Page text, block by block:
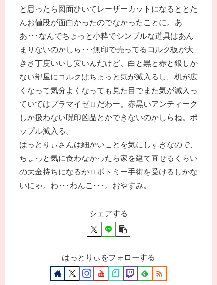
と思ったら図面ひいてレーザーカットになるととた
んお値段が面白かったのでなかったことに。あ
あ･･･なんでちょっと小粋でシンプルな道具はあん
まりないのかしら･･･無印で売ってるコルク板が大
きさ丁度いいし安いんだけど、白と黒と赤と銀しか
ない部屋にコルクはちょっと気が滅入るし。机が広
くなって気分よくなっても見た目でまた気が滅入っ
ていてはプラマイゼロだわー。赤黒いアンティーク
しか扱わない呪印凶品とかできないのかしらね。ポ
ップル滅入る。
はっとりぃさんは細かいことを気にしすぎなので、
ちょっと気に食わなかったら家を建て直せるくらい
の大金持ちになるかロボトミー手術を受けるしかな
いにゃ。わ･･･わんこ･･･。おやすみ。
シェアする
はっとりぃをフォローする